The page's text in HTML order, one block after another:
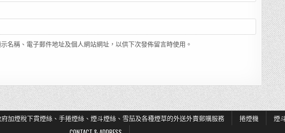
名稱、電子郵件地址及個人網站網址，以供下次發佈留言時使用。
加煙稅下貫煙絲、手捲煙絲、煙斗煙絲、雪茄及各種煙草的外送外賣郵購服務 捲煙機 煙